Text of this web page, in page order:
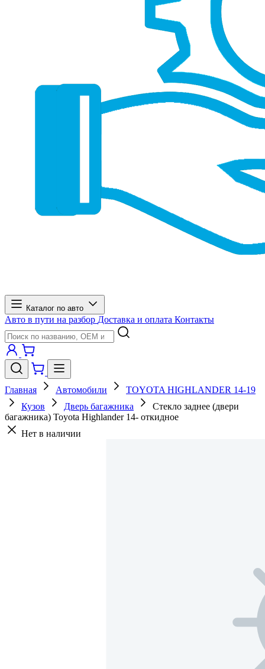
Каталог по авто
Авто в пути на разбор Доставка и оплата Контакты
Главная Автомобили
TOYOTA HIGHLANDER 14-19
Кузов
Дверь багажника
Стекло заднее (двери
багажника) Toyota Highlander 14- откидное
Нет в наличии